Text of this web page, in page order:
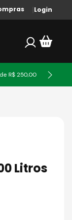
Login
R$ 250,00
Litros